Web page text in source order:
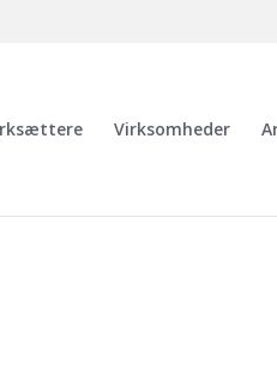
Virksomheder